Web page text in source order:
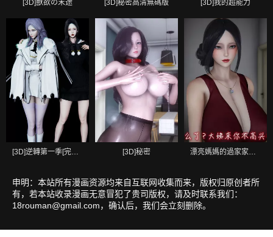
[3D]獸欲の末途 [3D]秘密高清無碼版 [3D]我的超能力
[3D]逆轉第一季[完整版] [3D]秘密 漂亮媽媽的過家家遊戲[3D]
申明：本站所有漫画资源均来自互联网收集而来，版权归原创者所
有，若本站收录漫画无意冒犯了贵司版权，请及时联系我们：
18rouman@gmail.com，确认后，我们会立刻删除。